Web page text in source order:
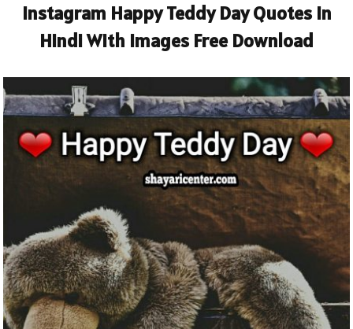
Instagram Happy Teddy Day Quotes In
Hindi With Images Free Download